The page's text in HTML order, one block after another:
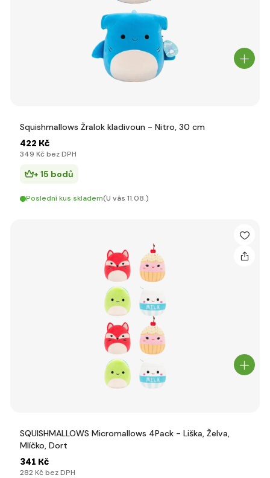
Squishmallows Žralok kladivoun - Nitro, 30 cm
422 Kč
349 Kč bez DPH
+ 15 bodů
Poslední kus skladem(U vás 11.08.)
SQUISHMALLOWS Micromallows 4Pack - Liška, Želva,
Mlíčko, Dort
341 Kč
282 Kč bez DPH